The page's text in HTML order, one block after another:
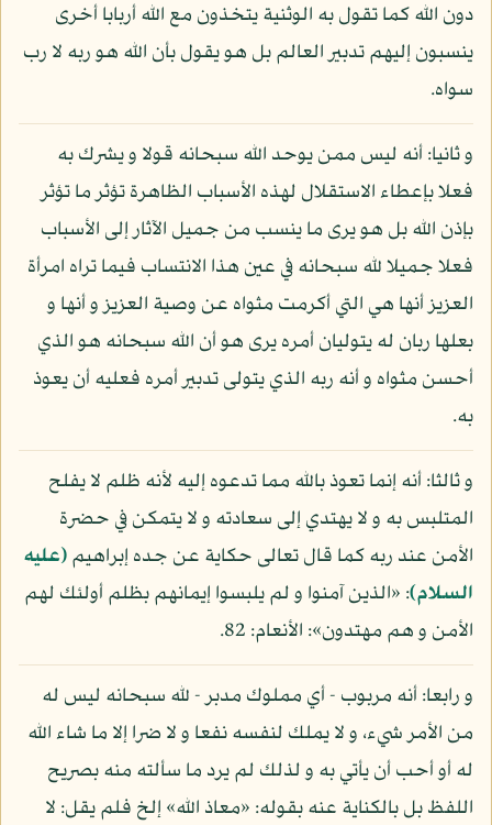
دون الله كما تقول به الوثنية يتخذون مع الله أربابا أخرى
ينسبون إليهم تدبير العالم بل هو يقول بأن الله هو ربه لا رب
سواه.
و ثانيا: أنه ليس ممن يوحد الله سبحانه قولا و يشرك به
فعلا بإعطاء الاستقلال لهذه الأسباب الظاهرة تؤثر ما تؤثر
بإذن الله بل هو يرى ما ينسب من جميل الآثار إلى الأسباب
فعلا جميلا لله سبحانه في عين هذا الانتساب فيما تراه امرأة
العزيز أنها هي التي أكرمت مثواه عن وصية العزيز و أنها و
بعلها ربان له يتوليان أمره يرى هو أن الله سبحانه هو الذي
أحسن مثواه و أنه ربه الذي يتولى تدبير أمره فعليه أن يعوذ
به.
و ثالثا: أنه إنما تعوذ بالله مما تدعوه إليه لأنه ظلم لا يفلح
المتلبس به و لا يهتدي إلى سعادته و لا يتمكن في حضرة
الأمن عند ربه كما قال تعالى حكاية عن جده إبراهيم(عليه
السلام): «الذين آمنوا و لم يلبسوا إيمانهم بظلم أولئك لهم
الأمن و هم مهتدون»: الأنعام: 82.
و رابعا: أنه مربوب - أي مملوك مدبر - لله سبحانه ليس له
من الأمر شيء، و لا يملك لنفسه نفعا و لا ضرا إلا ما شاء الله
له أو أحب أن يأتي به و لذلك لم يرد ما سألته منه بصريح
اللفظ بل بالكناية عنه بقوله: «معاذ الله» إلخ فلم يقل: لا